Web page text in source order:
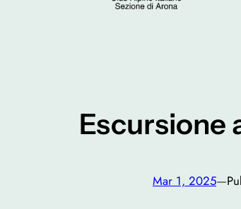
Escursione
Mar 1, 2025—